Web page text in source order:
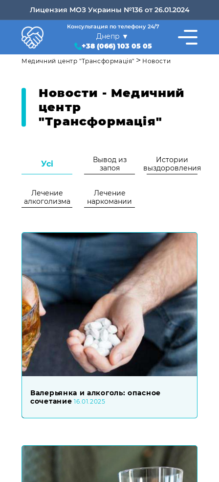
Лицензия МОЗ Украины №136 от 26.01.2024
Консультация по телефону 24/7
Днепр
+38 (066) 103 05 05
Медичний центр "Трансформація" > Новости
Новости - Медичний
центр
"Трансформація"
Усі
Вывод из
запоя
Истории
выздоровления
Лечение
алкоголизма
Лечение
наркомании
Валерьянка и алкоголь: опасное
сочетание 16.01.2025